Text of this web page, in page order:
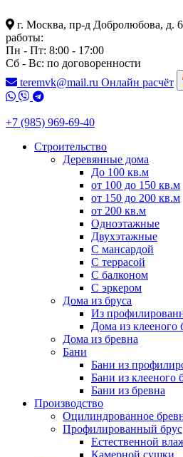
г. Москва, пр-д Добролюбова, д.
работы:
Пн - Пт: 8:00 - 17:00
Сб - Вс: по договоренности
teremvk@mail.ru Онлайн расчёт
+7 (985) 969-69-40
Строительство
Деревянные дома
До 100 кв.м
от 100 до 150 кв.м
от 150 до 200 кв.м
от 200 кв.м
Одноэтажные
Двухэтажные
С мансардой
С террасой
С балконом
С эркером
Дома из бруса
Из
Дома из клееного
Дома из бревна
Бани
Бани из
Бани из клееного
Бани из бревна
Производство
Оцилиндрованное
Профилированный брус
Естественной
Камерной сушки